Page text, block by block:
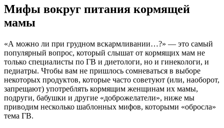
Мифы вокруг питания кормящей
мамы
«А можно ли при грудном вскармливании…?» — это самый
популярный вопрос, который слышат от кормящих мам не
только специалисты по ГВ и диетологи, но и гинекологи, и
педиатры. Чтобы вам не пришлось сомневаться в выборе
некоторых продуктов, которые часто советуют (или, наоборот,
запрещают) употреблять кормящим женщинам их мамы,
подруги, бабушки и другие «доброжелатели», ниже мы
приводим несколько шаблонных мифов, которыми «обросла»
тема ГВ.